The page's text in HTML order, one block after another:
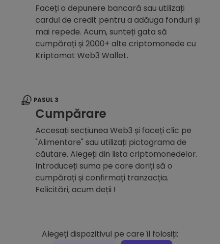
Faceți o depunere bancară sau utilizați
cardul de credit pentru a adăuga fonduri și
mai repede. Acum, sunteți gata să
cumpărați și 2000+ alte criptomonede cu
Kriptomat Web3 Wallet.
PASUL 3
Cumpărare
Accesați secțiunea Web3 și faceți clic pe
"Alimentare" sau utilizați pictograma de
căutare. Alegeți din lista criptomonedelor.
Introduceți suma pe care doriți să o
cumpărați și confirmați tranzacția.
Felicitări, acum deții !
Alegeți dispozitivul pe care îl folosiți: